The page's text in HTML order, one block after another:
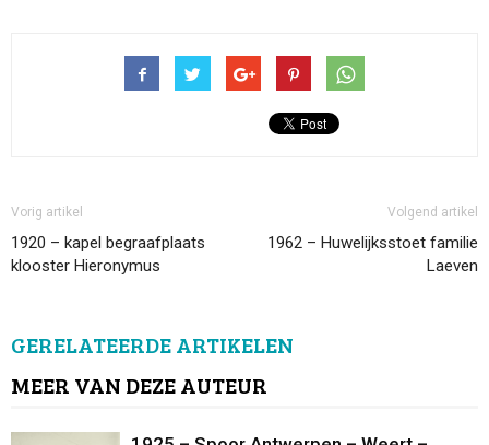
Vorig artikel
1920 – kapel begraafplaats
klooster Hieronymus
Volgend artikel
1962 – Huwelijksstoet familie
Laeven
GERELATEERDE ARTIKELEN
MEER VAN DEZE AUTEUR